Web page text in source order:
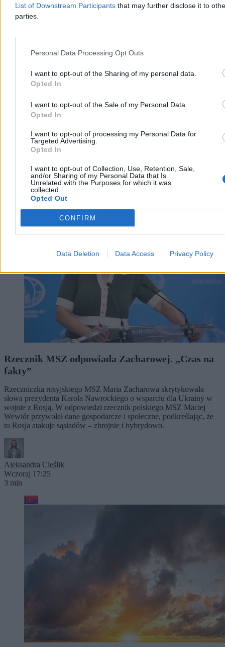
List of Downstream Participants that may further disclose it to
parties.
Personal Data Processing Opt Outs
I want to opt-out of the Sharing of my personal data.
Opted In
I want to opt-out of the Sale of my Personal Data.
Opted In
I want to opt-out of processing my Personal Data for
Targeted Advertising.
Opted In
I want to opt-out of Collection, Use, Retention, Sale,
and/or Sharing of my Personal Data that Is
Unrelated with the Purposes for which it was
collected.
Opted Out
CONFIRM
Data Deletion Data Access Privacy Policy
Wczoraj 18:17
Reklama
Kraj
Rzecznik MSZ odpowiada Zacharowej. „Czas na
fakty”
Rzeczniczka rosyjskiego MSZ Maria Zacharowa skrytykowała
słowa prezydenta Karola Nawrockiego o wsparciu dla Ukrainy w
wojnie z Rosją. W odpowiedzi rzecznik polskiego MSZ Maciej
Wewiór przywołał dane gospodarcze i społeczne, podkreślając, że
to Rosja atakuje sąsiadów – zbrojnie i hybrydowo.
Aleksandra Cieślik
Wczoraj 17:25
3 min
Kraj